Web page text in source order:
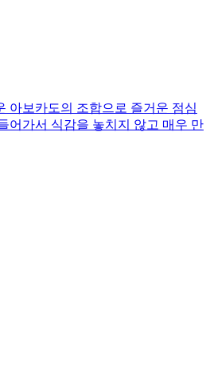
아보카도의 조합으로 즐거운 점심
어가서 식감을 놓치지 않고 매우 만